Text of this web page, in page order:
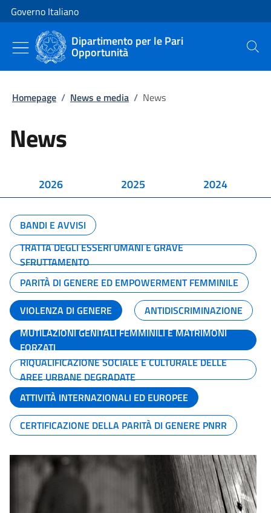
Vai al contenuto
Vai alla navigazione del sito
Governo Italiano
Dipartimento per le Pari
Opportunità Cerca
Homepage / News e media / News
News
2026 2025 2024
BANDI E AVVISI
TRATTA DEGLI ESSERI UMANI E GRAVE
SFRUTTAMENTO
PARITÀ DI GENERE ED EMPOWERMENT FEMMINILE
VIOLENZA DI GENERE
ANTIDISCRIMINAZIONE
MUTILAZIONI GENITALI FEMMINILI E MATRIMONI
FORZATI
RIQUALIFICAZIONE SOCIALE E CULTURALE DELLE
AREE URBANE DEGRADATE
ATTIVITÀ INTERNAZIONALI ED EUROPEE
CERTIFICAZIONE DELLA PARITÀ DI GENERE PNRR